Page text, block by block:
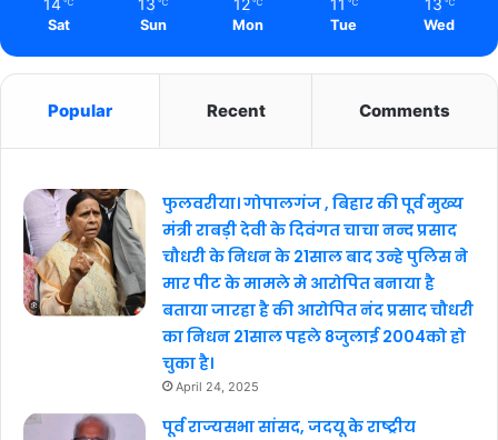
14 ℃
Sat
13 ℃
Sun
12 ℃
Mon
11 ℃
Tue
13 ℃
Wed
Popular Recent Comments
फुलवरीया। गोपालगंज , बिहार की पूर्व मुख्य
मंत्री राबड़ी देवी के दिवंगत चाचा नन्द प्रसाद
चौधरी के निधन के 21साल बाद उन्हे पुलिस ने
मार पीट के मामले मे आरोपित बनाया है
बताया जारहा है की आरोपित नंद प्रसाद चौधरी
का निधन 21साल पहले 8जुलाई 2004को हो
चुका है।
April 24, 2025
पूर्व राज्यसभा सांसद, जदयू के राष्ट्रीय